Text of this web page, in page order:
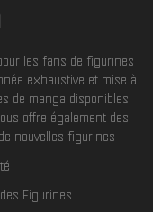
les fans de figurines
exhaustive et mise à
de manga disponibles
offre également des
nouvelles figurines
Figurines